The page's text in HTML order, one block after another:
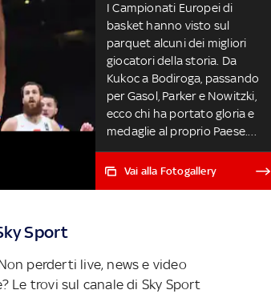
I Campionati Europei di
basket hanno visto sul
parquet alcuni dei migliori
giocatori della storia. Da
Kukoc a Bodiroga, passando
per Gasol, Parker e Nowitzki,
ecco chi ha portato gloria e
medaglie al proprio Paese.
Eurobasket è in diretta su Sky
Sport e in streaming su NOW
Vai alla Fotogallery
Sport
perderti live, news e video
Le trovi sul canale di Sky Sport